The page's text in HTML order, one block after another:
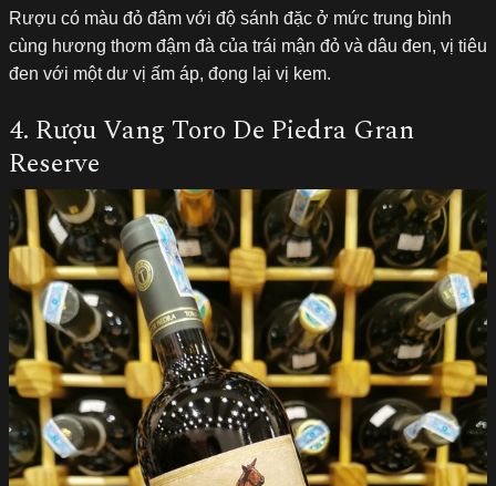
Rượu có màu đỏ đâm với độ sánh đặc ở mức trung bình
cùng hương thơm đậm đà của trái mận đỏ và dâu đen, vị tiêu
đen với một dư vị ấm áp, đọng lại vị kem.
4. Rượu Vang Toro De Piedra Gran
Reserve